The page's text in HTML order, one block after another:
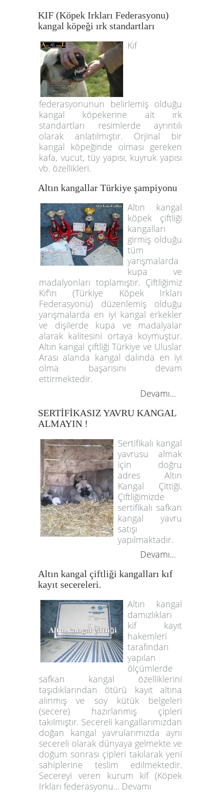
KIF (Köpek Irkları Federasyonu)
kangal köpeği ırk standartları
Kıf
federasyonunun belirlemiş olduğu
kangal köpekerine ait ırk
standartları resimlerde ayrıntılı
olarak anlatılmıştır. Orjinal bir
kangal köpeğinde olması gereken
kafa, vucut, tüy yapısı, kuyruk yapısı
vb. özellikleri.
Altın kangallar Türkiye şampiyonu
Altın kangal
köpek çiftliği
kangalları
girmiş olduğu
tüm
yarışmalarda
kupa ve
madalyonları toplamıştır. Çiftliğimiz
Kıf'ın (Türkiye Köpek Irkları
Federasyonu) düzenlemiş olduğu
yarışmalarda en iyi kangal erkekler
ve dişilerde kupa ve madalyalar
alarak kalitesini ortaya koymuştur.
Altın kangal çiftliği Türkiye ve Uluslar
Arası alanda kangal dalında en iyi
olma başarısını devam
ettirmektedir.
Devamı...
SERTİFİKASIZ YAVRU KANGAL
ALMAYIN !
Sertifikalı kangal
yavrusu almak
için doğru
adres Altın
Kangal Çittiği.
Çiftliğimizde
sertifikalı safkan
kangal yavru
satışı
yapılmaktadır.
Devamı...
Altın kangal çiftliği kangalları kıf
kayıt secereleri.
Altın kangal
damızlıkları
kif kayıt
hakemleri
tarafından
yapılan
ölçümlerde
safkan kangal özelliklerini
taşıdıklarından ötürü kayıt altına
alınmış ve soy kütük belgeleri
(secere) hazırlanmış çipleri
takılmıştır. Secereli kangallarımızdan
doğan kangal yavrularımızda aynı
secereli olarak dünyaya gelmekte ve
doğum sonrası çipleri takılarak yeni
sahiplerine teslim edilmektedir.
Secereyi veren kurum kif (Köpek
Irkları federasyonu... Devamı